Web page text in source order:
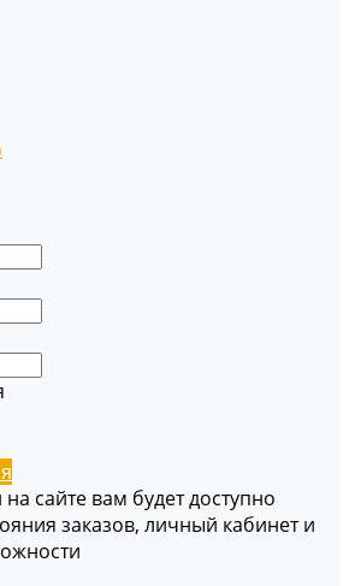
сайте вам будет доступно
заказов, личный кабинет и